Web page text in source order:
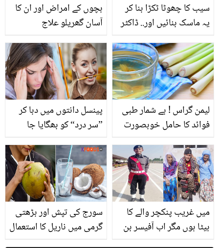
بچوں کے امراض اور ان کا
آسان گھریلو علاج
سیب کا چھوٹا ٹکڑا بنا کر
یہ ماسک بنائیں اور.. ڈاکٹر
دن میں فیشل جیسی چمک
حاصل کرنے کا زبردست
ماسک
پینسل دانتوں میں دبا کر
”سر درد“ کو بھگایا جا
لیمن گراس ! بے شمار طبی
فوائد کا حامل خوبصورت
سورج کی تپش اور بڑھتی
گرمی میں ناریل کا استعمال
میں غریب پنکچر والے کا
بیٹا ہوں مگر اب آفیسر بن